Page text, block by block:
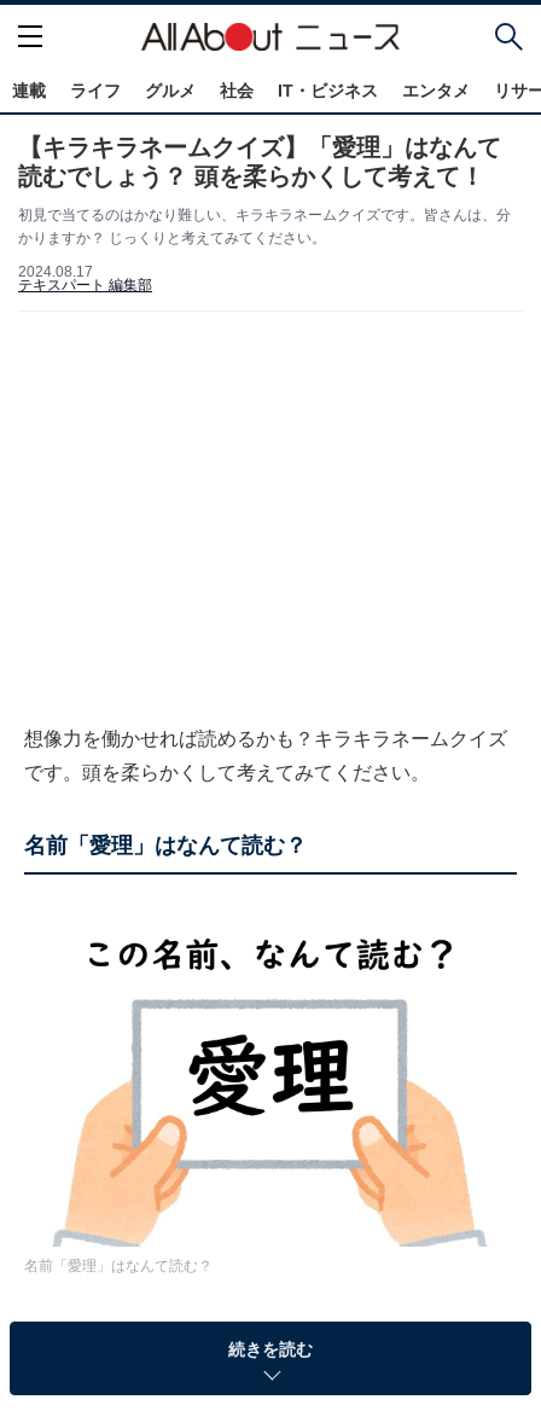
連載 ライフ グルメ 社会 IT・ビジネス エンタメ リサ
【キラキラネームクイズ】「愛理」はなんて
読むでしょう？ 頭を柔らかくして考えて！
初見で当てるのはかなり難しい、キラキラネームクイズです。皆さんは、分
かりますか？ じっくりと考えてみてください。
2024.08.17
テキスパート 編集部
想像力を働かせれば読めるかも？キラキラネームクイズ
です。頭を柔らかくして考えてみてください。
名前「愛理」はなんて読む？
名前「愛理」はなんて読む？
続きを読む